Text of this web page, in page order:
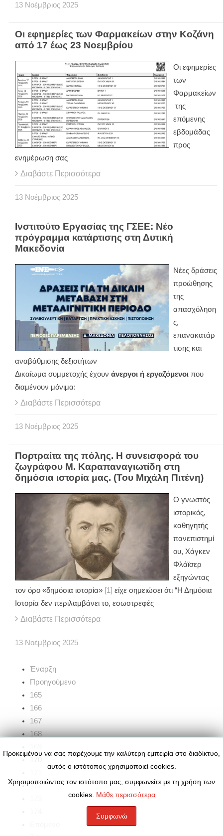
13 Νοέμβριος 2025
Οι εφημερίες των Φαρμακείων στην Κοζάνη
από 17 έως 23 Νοεμβρίου
Οι εφημερίες
των
Φαρμακείων
της
επόμενης
εβδομάδας
προς
ενημέρωση σας
Διαβάστε Περισσότερα
13 Νοέμβριος 2025
Ινστιτούτο Εργασίας της ΓΣΕΕ: Νέο
πρόγραμμα κατάρτισης στη Δυτική
Μακεδονία
Νέες δράσεις
προώθησης
της
απασχόληση
ς,
επανακατάρ
τισης και
αναβάθμισης δεξιοτήτων
Δικαίωμα συμμετοχής έχουν άνεργοι ή εργαζόμενοι που
διαμένουν μόνιμα:
Διαβάστε Περισσότερα
13 Νοέμβριος 2025
Πορτραίτα της πόλης. Η συνεισφορά του
ζωγράφου Μ. Καραπαναγιωτίδη στη
δημόσια ιστορία μας. (Του Μιχάλη Πιτένη)
Ο γνωστός
ιστορικός,
καθηγητής
πανεπιστημί
ου, Χάγκεν
Φλάϊσερ
εξηγώντας
τον όρο «δημόσια ιστορία» [1] είχε σημειώσει ότι “Η Δημόσια
Ιστορία δεν περιλαμβάνει το, εσωστρεφές
Διαβάστε Περισσότερα
13 Νοέμβριος 2025
Έναρξη
Προηγούμενο
165
166
167
168
172
Προκειμένου να σας παρέχουμε την καλύτερη εμπειρία στο διαδίκτυο,
αυτός ο ιστότοπος χρησιμοποιεί cookies.
Χρησιμοποιώντας τον ιστότοπο μας, συμφωνείτε με τη χρήση των
cookies. Μάθε περισσότερα
Συμφωνώ